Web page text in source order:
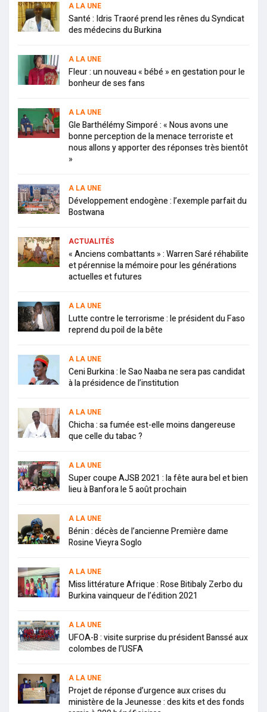
A LA UNE
Santé : Idris Traoré prend les rênes du Syndicat
des médecins du Burkina
A LA UNE
Fleur : un nouveau « bébé » en gestation pour le
bonheur de ses fans
A LA UNE
Gle Barthélémy Simporé : « Nous avons une
bonne perception de la menace terroriste et
nous allons y apporter des réponses très bientôt
»
A LA UNE
Développement endogène : l’exemple parfait du
Bostwana
ACTUALITÉS
« Anciens combattants » : Warren Saré réhabilite
et pérennise la mémoire pour les générations
actuelles et futures
A LA UNE
Lutte contre le terrorisme : le président du Faso
reprend du poil de la bête
A LA UNE
Ceni Burkina : le Sao Naaba ne sera pas candidat
à la présidence de l’institution
A LA UNE
Chicha : sa fumée est-elle moins dangereuse
que celle du tabac ?
A LA UNE
Super coupe AJSB 2021 : la fête aura bel et bien
lieu à Banfora le 5 août prochain
A LA UNE
Bénin : décès de l’ancienne Première dame
Rosine Vieyra Soglo
A LA UNE
Miss littérature Afrique : Rose Bitibaly Zerbo du
Burkina vainqueur de l’édition 2021
A LA UNE
UFOA-B : visite surprise du président Banssé aux
colombes de l’USFA
A LA UNE
Projet de réponse d’urgence aux crises du
ministère de la Jeunesse : des kits et des fonds